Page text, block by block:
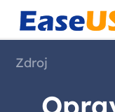
EaseUS
Zdroj